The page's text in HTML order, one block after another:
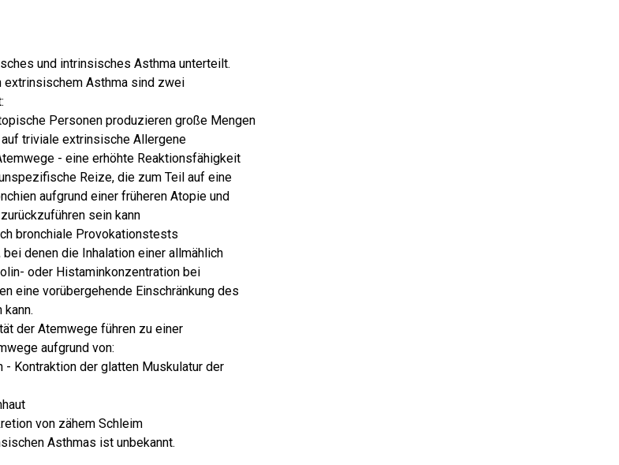
und intrinsisches Asthma unterteilt.
extrinsischem Asthma sind zwei
Personen produzieren große Mengen
triviale extrinsische Allergene
- eine erhöhte Reaktionsfähigkeit
Reize, die zum Teil auf eine
aufgrund einer früheren Atopie und
sein kann
bronchiale Provokationstests
denen die Inhalation einer allmählich
oder Histaminkonzentration bei
eine vorübergehende Einschränkung des
der Atemwege führen zu einer
aufgrund von:
- Kontraktion der glatten Muskulatur der
von zähem Schleim
Asthmas ist unbekannt.